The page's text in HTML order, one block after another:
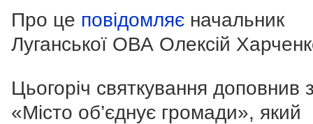
Про це повідомляє начальник
Луганської ОВА Олексій
Цьогоріч святкування доповнив
«Місто об’єднує громади», який